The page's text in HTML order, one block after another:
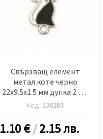
Свързващ елемент
метал коте черно
22x9.5x1.5 мм дупка 2 мм
цвят сребро -5 броя
Код: 136283
1.10€/2.15 лв.